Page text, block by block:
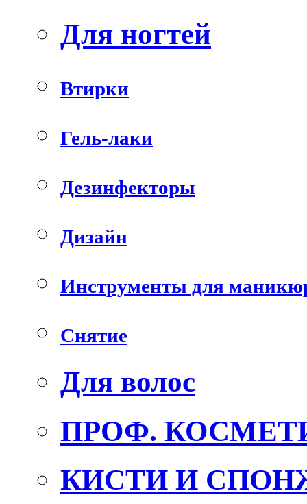
Для ногтей
Втирки
Гель-лаки
Дезинфекторы
Дизайн
Инструменты для
Снятие
Для волос
ПРОФ.
КИСТИ И